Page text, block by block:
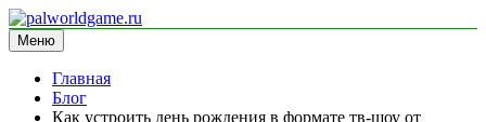
Перейти
к
содержимому
palworldgame.ru
информационный сайт
Меню
Главная
Блог
Как устроить день рождения в формате тв-шоу от